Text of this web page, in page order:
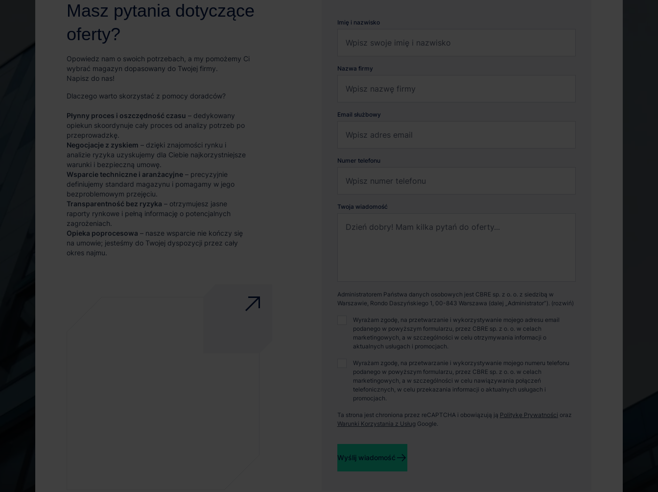
Masz pytania dotyczące
oferty?
Opowiedz nam o swoich potrzebach, a my pomożemy Ci
wybrać magazyn dopasowany do Twojej firmy.
Napisz do nas!
Dlaczego warto skorzystać z pomocy doradców?
Płynny proces i oszczędność czasu – dedykowany
opiekun skoordynuje cały proces od analizy potrzeb po
przeprowadzkę.
Negocjacje z zyskiem – dzięki znajomości rynku i
analizie ryzyka uzyskujemy dla Ciebie najkorzystniejsze
warunki i bezpieczną umowę.
Wsparcie techniczne i aranżacyjne – precyzyjnie
definiujemy standard magazynu i pomagamy w jego
bezproblemowym przejęciu.
Transparentność bez ryzyka – otrzymujesz jasne
raporty rynkowe i pełną informację o potencjalnych
zagrożeniach.
Opieka poprocesowa – nasze wsparcie nie kończy się
na umowie; jesteśmy do Twojej dyspozycji przez cały
okres najmu.
Imię i nazwisko
Nazwa firmy
Email służbowy
Numer telefonu
Twoja wiadomość
Administratorem Państwa danych osobowych jest CBRE sp. z o. o. z siedzibą w
Warszawie, Rondo Daszyńskiego 1, 00-843 Warszawa (dalej „Administrator”).
Wyrażam zgodę, na przetwarzanie i wykorzystywanie mojego adresu email
podanego w powyższym formularzu, przez CBRE sp. z o. o. w celach
marketingowych, a w szczególności w celu otrzymywania informacji o
aktualnych usługach i promocjach.
Wyrażam zgodę, na przetwarzanie i wykorzystywanie mojego numeru telefonu
podanego w powyższym formularzu, przez CBRE sp. z o. o. w celach
marketingowych, a w szczególności w celu nawiązywania połączeń
telefonicznych, w celu przekazania informacji o aktualnych usługach i
promocjach.
Ta strona jest chroniona przez reCAPTCHA i obowiązują ją Politykę Prywatności oraz
Warunki Korzystania z Usług Google.
Wyślij wiadomość